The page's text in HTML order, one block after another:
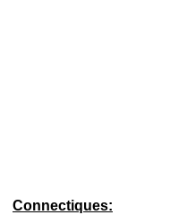
Connectiques: